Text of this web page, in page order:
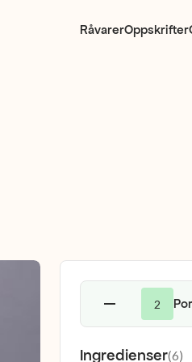
RåvarerOppskrifter
2
Ingredienser(6)